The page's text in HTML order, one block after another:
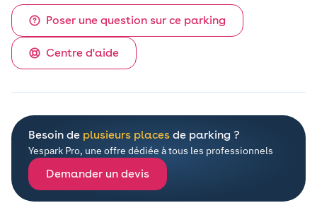
Poser une question sur ce parking
Centre d'aide
Besoin de plusieurs places de parking ?
Yespark Pro, une offre dédiée à tous les professionnels
Demander un devis